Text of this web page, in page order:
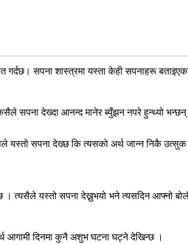
सपना शास्त्रमा यस्ता केही सपनाहरू
सपना देख्दा आनन्द मानेर ब्युँझन नपरे हुन्थ्यो
सपना देख्छ कि त्यसको अर्थ जान्न निकै उत्सुक
यस्तो सपना देख्नुभयो भने त्यसदिन आफ्नो
आगामी दिनमा कुनै अशुभ घटना घट्ने देखिन्छ ।